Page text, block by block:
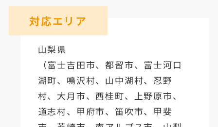
対応エリア
山梨県
（富士吉田市、都留市、 富士河口
湖町、鳴沢村、山中湖村、忍野
村、 大月市、西桂町、上野原市、
道志村、 甲府市、笛吹市、甲斐